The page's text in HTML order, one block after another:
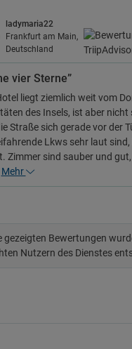
ladymaria22
Frankfurt am Main,
Deutschland
vier Sterne”
liegt ziemlich weit vom
des Insels, ist aber
Straße sich gerade vor der
Lkws sehr laut
Zimmer sind sauber und
Mehr
gezeigten Bewertungen
Nutzern des Dienstes